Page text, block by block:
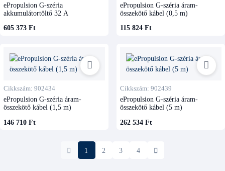
ePropulsion G-széria
akkumulátortöltő 32 A
605 373 Ft
ePropulsion G-széria áram-
összekötő kábel (0,5 m)
115 824 Ft
Cikkszám: 902434
ePropulsion G-széria áram-
összekötő kábel (1,5 m)
146 710 Ft
Cikkszám: 902439
ePropulsion G-széria áram-
összekötő kábel (5 m)
262 534 Ft
1 2 3 4